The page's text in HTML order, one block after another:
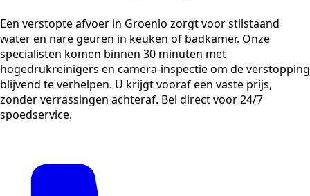
Een verstopte afvoer in Groenlo zorgt voor stilstaand
water en nare geuren in keuken of badkamer. Onze
specialisten komen binnen 30 minuten met
hogedrukreinigers en camera-inspectie om de verstopping
blijvend te verhelpen. U krijgt vooraf een vaste prijs,
zonder verrassingen achteraf. Bel direct voor 24/7
spoedservice.